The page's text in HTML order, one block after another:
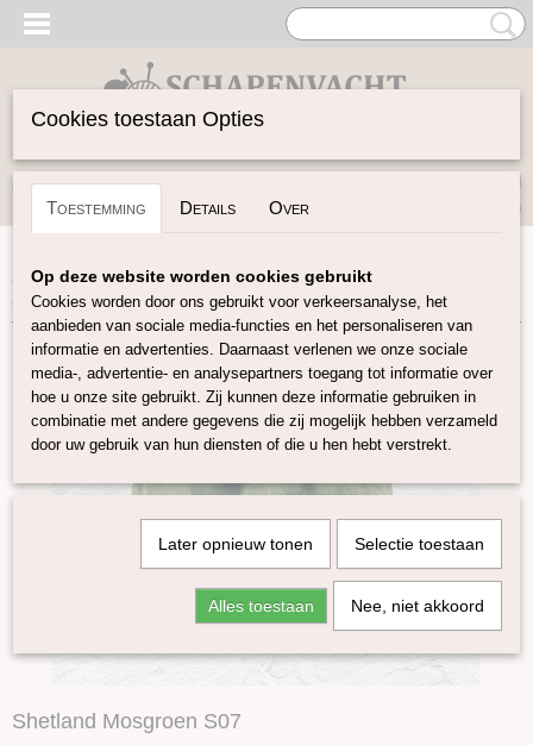
Inloggen Registreren
(0)
Home>Spinwol>Lontwol Shetland gekleurd
Mosgroen S07
Shetland Mosgroen S07
Cookies toestaan Opties
Toestemming Details Over
Op deze website worden cookies gebruikt
Cookies worden door ons gebruikt voor verkeersanalyse, het
aanbieden van sociale media-functies en het personaliseren van
informatie en advertenties. Daarnaast verlenen we onze sociale
media-, advertentie- en analysepartners toegang tot informatie over
hoe u onze site gebruikt. Zij kunnen deze informatie gebruiken in
combinatie met andere gegevens die zij mogelijk hebben verzameld
door uw gebruik van hun diensten of die u hen hebt verstrekt.
Later opnieuw tonen Selectie toestaan
Alles toestaan Nee, niet akkoord